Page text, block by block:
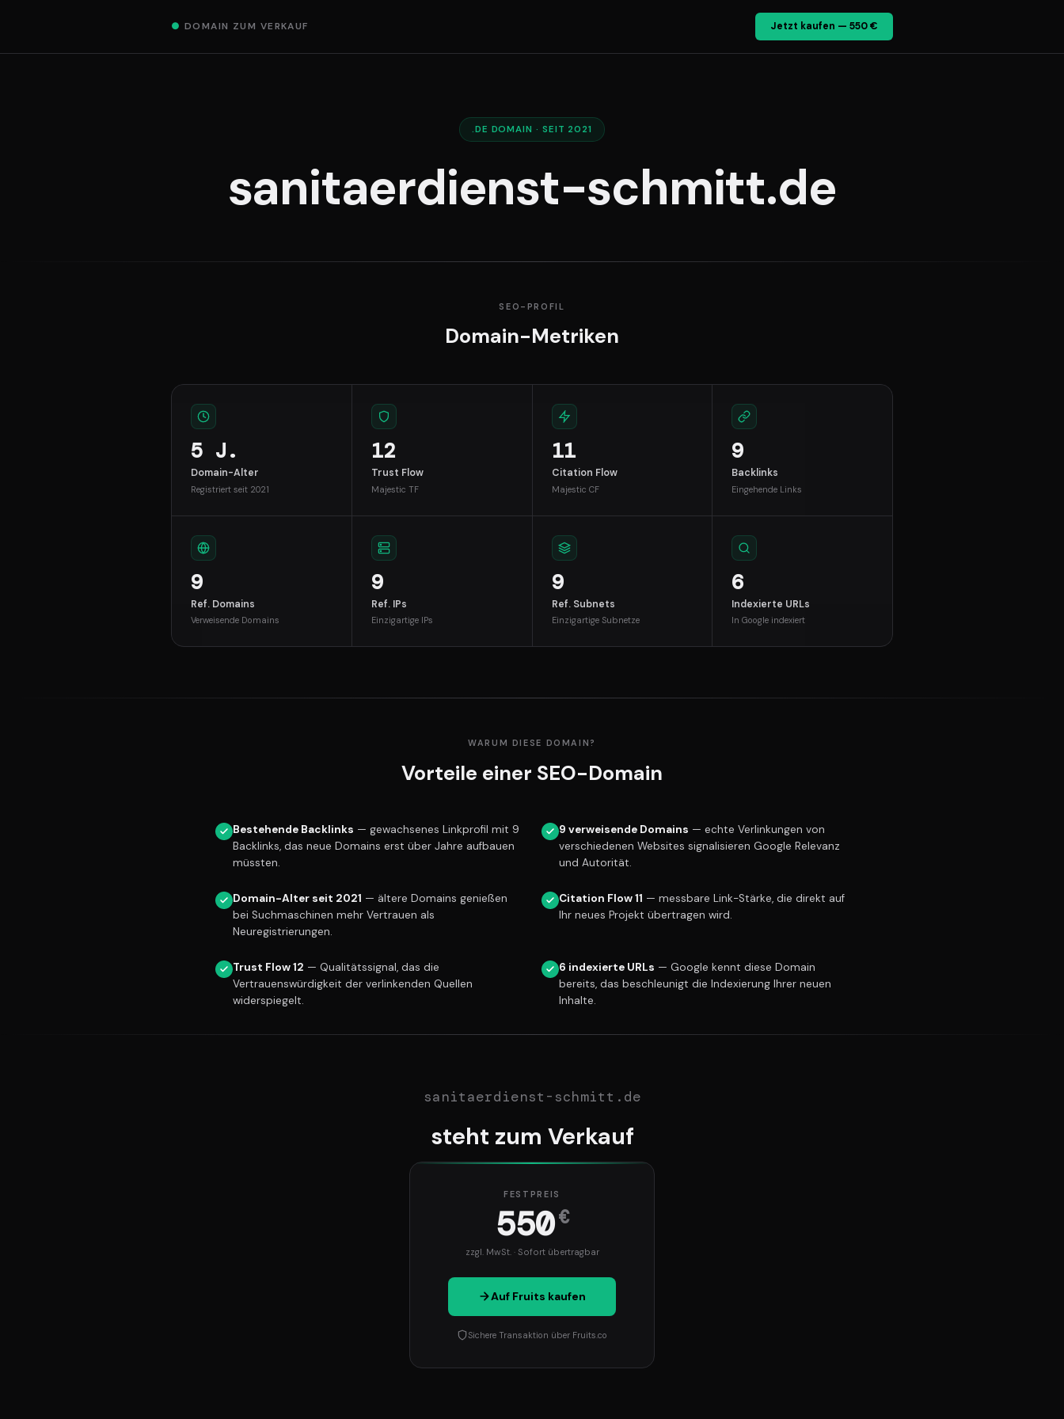
● DOMAIN ZUM VERKAUF Jetzt kaufen — 550 €
.DE DOMAIN · SEIT 2021
sanitaerdienst-schmitt.de
SEO-PROFIL
Domain-Metriken
5 J.
Domain-Alter
Registriert seit 2021
12
Trust Flow
Majestic TF
11
Citation Flow
Majestic CF
9
Backlinks
Eingehende Links
9
Ref. Domains
Verweisende Domains
9
Ref. IPs
Einzigartige IPs
9
Ref. Subnets
Einzigartige Subnetze
6
Indexierte URLs
In Google indexiert
WARUM DIESE DOMAIN?
Vorteile einer SEO-Domain
Bestehende Backlinks — gewachsenes Linkprofil mit 9
Backlinks, das neue Domains erst über Jahre aufbauen
müssten.
9 verweisende Domains — echte Verlinkungen von
verschiedenen Websites signalisieren Google Relevanz
und Autorität.
Domain-Alter seit 2021 — ältere Domains genießen
bei Suchmaschinen mehr Vertrauen als
Neuregistrierungen.
Citation Flow 11 — messbare Link-Stärke, die direkt auf
Ihr neues Projekt übertragen wird.
Trust Flow 12 — Qualitätssignal, das die
Vertrauenswürdigkeit der verlinkenden Quellen
widerspiegelt.
6 indexierte URLs — Google kennt diese Domain
bereits, das beschleunigt die Indexierung Ihrer neuen
Inhalte.
sanitaerdienst-schmitt.de
steht zum Verkauf
FESTPREIS
550€
zzgl. MwSt. · Sofort übertragbar
Auf Fruits kaufen
Sichere Transaktion über Fruits.co